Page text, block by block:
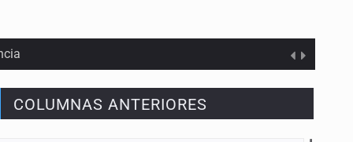
COLUMNAS ANTERIORES